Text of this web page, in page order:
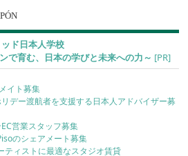
ド日本人学校
で育む、日本の学びと未来への力～ [PR]
イト募集
デー渡航者を支援する日本人アドバイザー募
営業スタッフ募集
のシェアメート募集
ティストに最適なスタジオ賃貸